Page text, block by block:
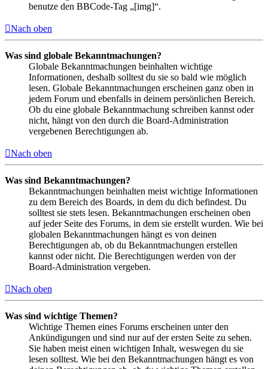
benutze den BBCode-Tag „[img]“.
Nach oben
Was sind globale Bekanntmachungen?
Globale Bekanntmachungen beinhalten wichtige
Informationen, deshalb solltest du sie so bald wie möglich
lesen. Globale Bekanntmachungen erscheinen ganz oben in
jedem Forum und ebenfalls in deinem persönlichen Bereich.
Ob du eine globale Bekanntmachung schreiben kannst oder
nicht, hängt von den durch die Board-Administration
vergebenen Berechtigungen ab.
Nach oben
Was sind Bekanntmachungen?
Bekanntmachungen beinhalten meist wichtige Informationen
zu dem Bereich des Boards, in dem du dich befindest. Du
solltest sie stets lesen. Bekanntmachungen erscheinen oben
auf jeder Seite des Forums, in dem sie erstellt wurden. Wie bei
globalen Bekanntmachungen hängt es von deinen
Berechtigungen ab, ob du Bekanntmachungen erstellen
kannst oder nicht. Die Berechtigungen werden von der
Board-Administration vergeben.
Nach oben
Was sind wichtige Themen?
Wichtige Themen eines Forums erscheinen unter den
Ankündigungen und sind nur auf der ersten Seite zu sehen.
Sie haben meist einen wichtigen Inhalt, weswegen du sie
lesen solltest. Wie bei den Bekanntmachungen hängt es von